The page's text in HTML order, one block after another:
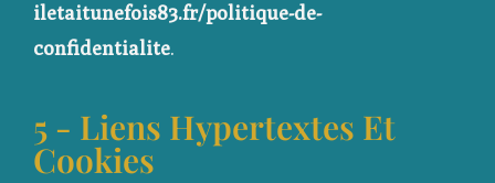
iletaitunefois83.fr/politique-de-
confidentialite.
5 - Liens Hypertextes Et
Cookies